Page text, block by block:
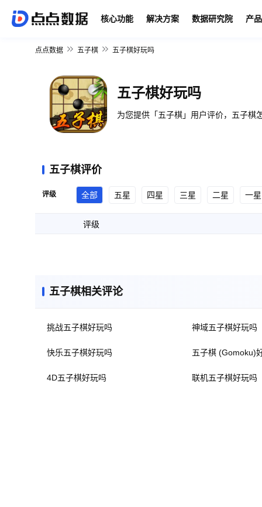
核心功能 解决方案 数据研究院 产
点点数据 五子棋 五子棋好玩吗
五子棋好玩吗
为您提供「五子棋」用户评价，五子棋
五子棋评价
评级 全部 五星 四星 三星 二星 一星
评级
五子棋相关评论
挑战五子棋好玩吗 神域五子棋好玩吗
快乐五子棋好玩吗 五子棋 (Gomoku)
4D五子棋好玩吗 联机五子棋好玩吗